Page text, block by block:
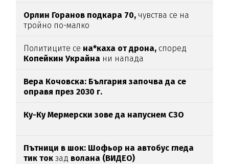
Орлин Горанов подкара 70, чувства се на
тройно по-малко
Политиците се на*каха от дрона, според
Копейкин Украйна ни напада
Вера Кочовска: България започва да се
оправя през 2030 г.
Ку-Ку Мермерски зове да напуснем СЗО
Пътници в шок: Шофьор на автобус гледа
тик ток зад волана (ВИДЕО)